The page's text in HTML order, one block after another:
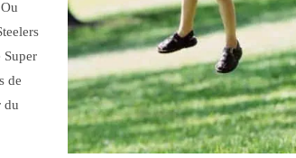
Super
de
du